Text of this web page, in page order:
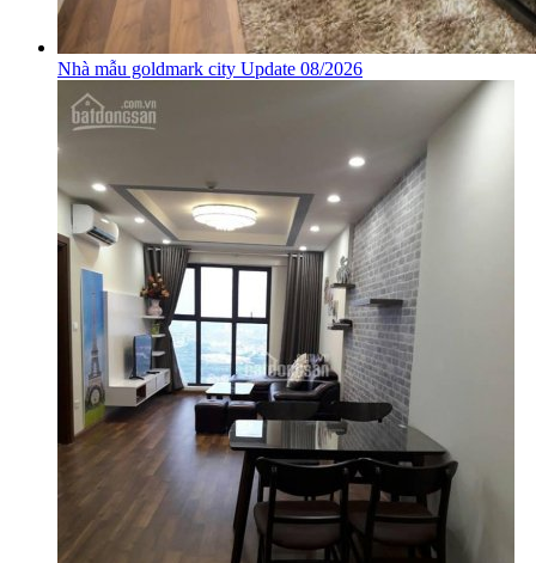
Nhà mẫu goldmark city Update 08/2026